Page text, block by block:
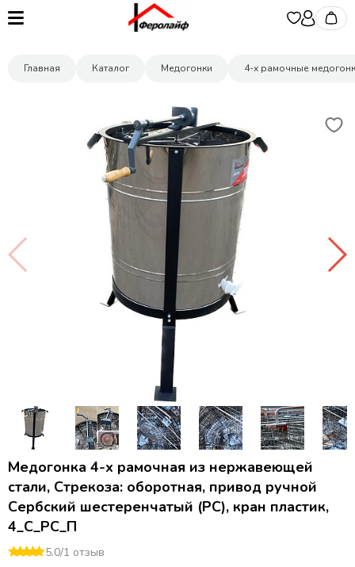
Главная Каталог Медогонки 4-х рамочные
Медогонка 4-х рамочная из нержавеющей
стали, Стрекоза: оборотная, привод ручной
Сербский шестеренчатый (РС), кран пластик,
4_С_РС_П
5.0/1 отзыв